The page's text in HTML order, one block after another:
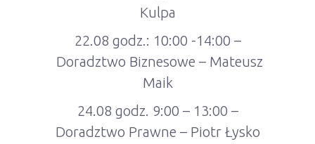
Kulpa
22.08 godz.: 10:00 -14:00 –
Doradztwo Biznesowe – Mateusz
Maik
24.08 godz. 9:00 – 13:00 –
Doradztwo Prawne – Piotr Łysko